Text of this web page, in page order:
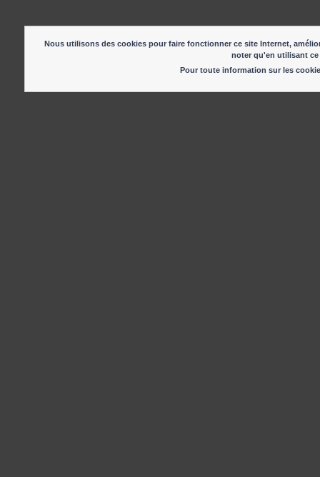
Nous utilisons des cookies pour faire fonctionner ce site Internet,
noter qu'en utilisant
Pour toute information sur les